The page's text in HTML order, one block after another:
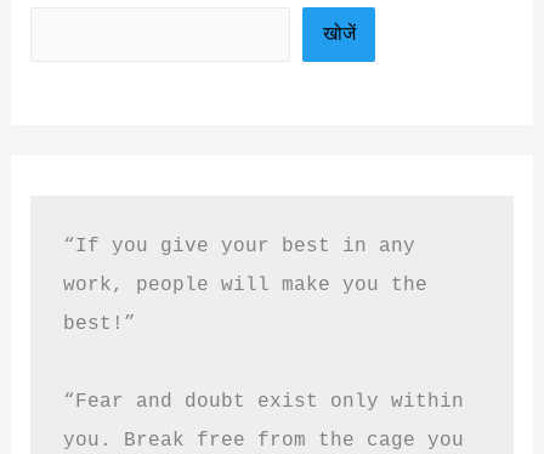
खोजें
“If you give your best in any
work, people will make you the
best!”
“Fear and doubt exist only within
you. Break free from the cage you